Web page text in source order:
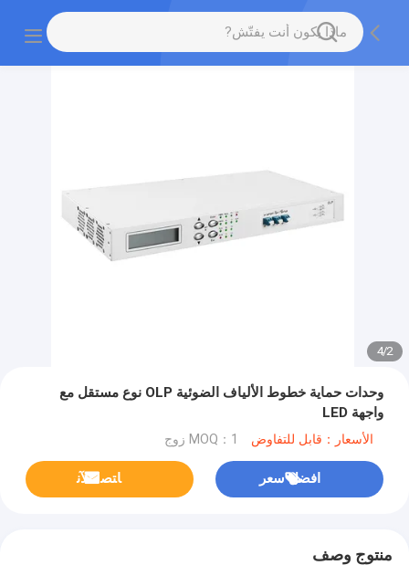
2
/
4
وحدات حماية خطوط الألياف الضوئية OLP نوع مستقل مع
واجهة LED
الأسعار：قابل للتفاوض MOQ：1 زوج
افضل سعر ﺎﺘﺼﻟ ﺍﻶﻧ
منتوج وصف